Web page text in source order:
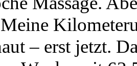
– erst jetzt.